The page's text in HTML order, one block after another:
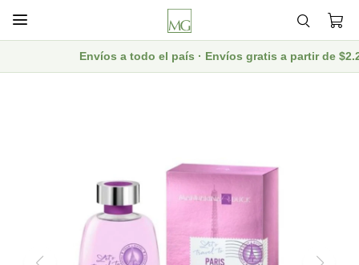

Envíos a todo el país · Envíos gratis a partir de